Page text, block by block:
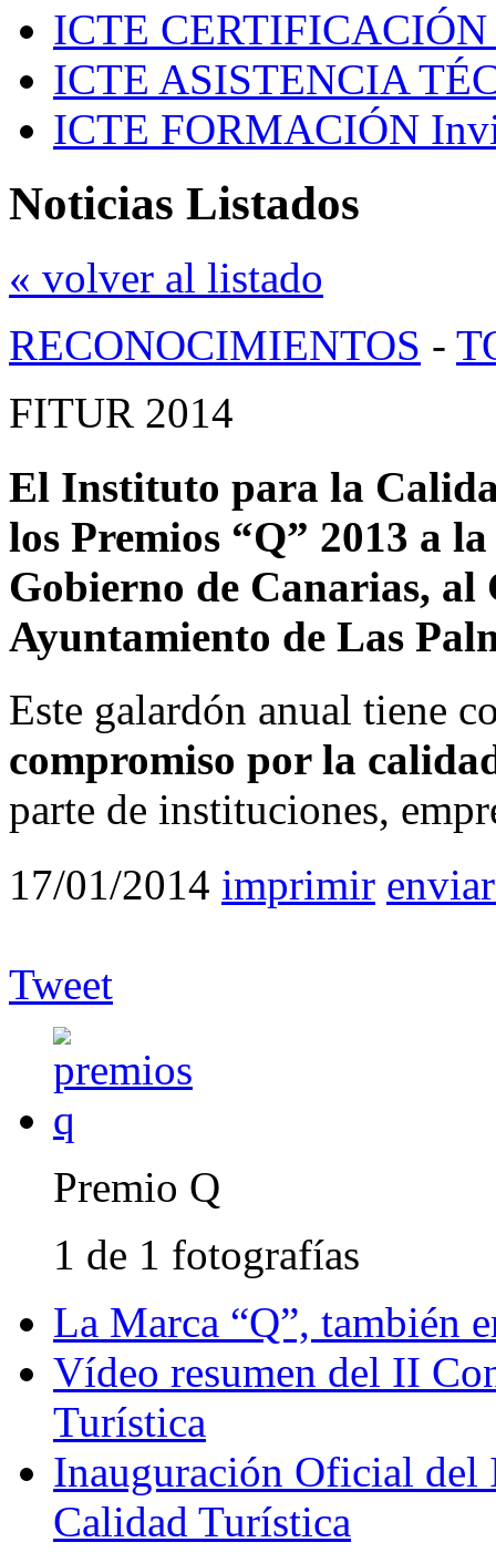
ICTE CERTIFICACIÓN
ICTE ASISTENCIA
ICTE FORMACIÓN
Noticias Listados
« volver al listado
RECONOCIMIENTOS -
FITUR 2014
El Instituto para la
los Premios “Q” 2013 a
Gobierno de Canarias,
Ayuntamiento de Las
Este galardón anual tiene
compromiso por la
parte de instituciones,
17/01/2014 imprimir
Tweet
Premio Q
1 de 1 fotografías
La Marca “Q”, también
Vídeo resumen del II
Turística
Inauguración Oficial del
Calidad Turística